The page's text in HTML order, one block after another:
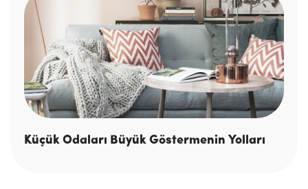
Küçük Odaları Büyük Göstermenin Yolları